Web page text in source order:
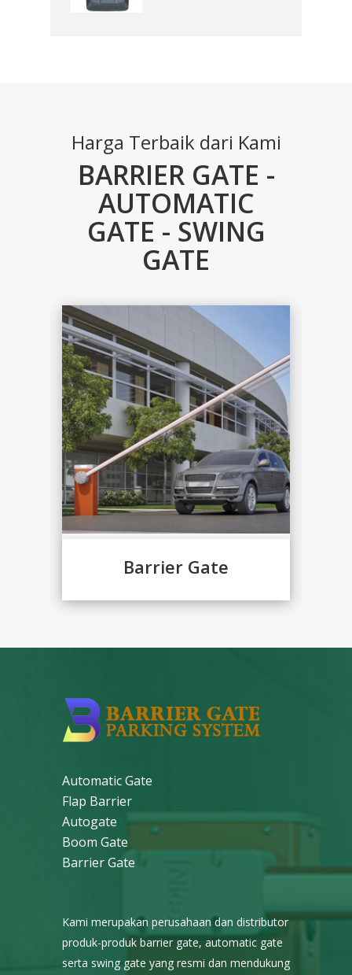
Harga Terbaik dari Kami
BARRIER GATE -
AUTOMATIC
GATE - SWING
GATE
Barrier Gate
Automatic Gate
Flap Barrier
Autogate
Boom Gate
Barrier Gate
Kami merupakan perusahaan dan distributor
produk-produk barrier gate, automatic gate
serta swing gate yang resmi dan mendukung